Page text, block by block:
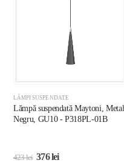
LĂMPI SUSPENDATE
Lămpă suspendată Maytoni, Metal,
Negru, GU10 - P318PL-01B
423lei 376lei